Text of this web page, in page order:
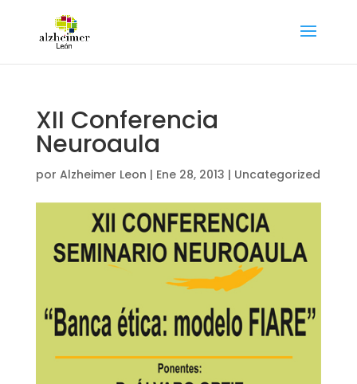
XII Conferencia
Neuroaula
por Alzheimer Leon | Ene 28, 2013 | Uncategorized